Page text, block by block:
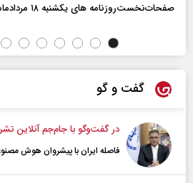
صفحات‌نخست‌روزنامه ها‌ی یکشنبه ۱۸ مردادماه
گفت و گو
در گفت‌و‌گو با جام‌جم آنلاین
فاصله ایران با پیشرو‌ان هوش